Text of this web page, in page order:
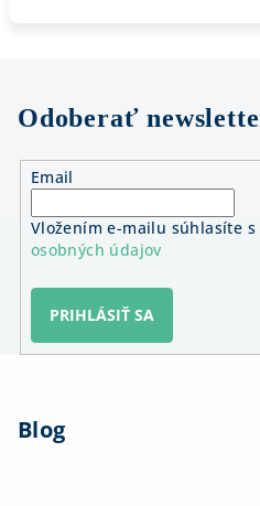
Odoberať
Email
Vložením e-mailu súhlasíte s
osobných údajov
PRIHLÁSIŤ SA
Blog